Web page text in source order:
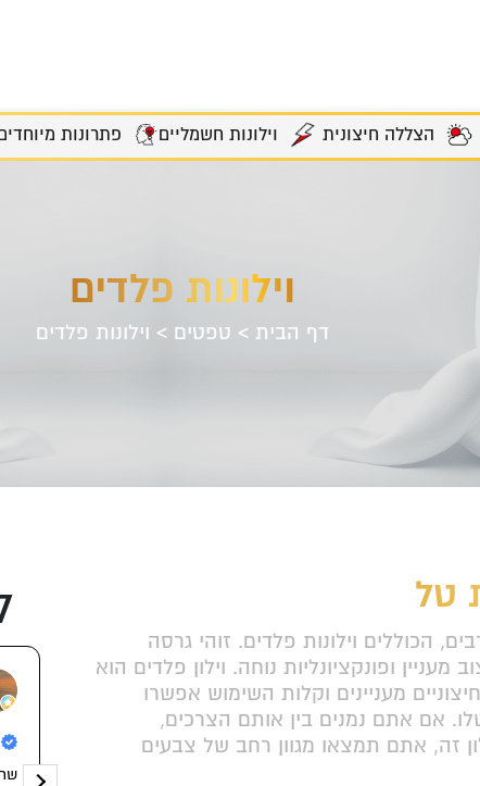
הצללה חיצונית וילונות חשמליים פתרונות
וילונות פלדים
דף הבית > טפטים > וילונות פלדים
טל
הכוללים וילונות פלדים. זוהי גרסה
ופונקציונליות נוחה. וילון פלדים הוא
מעניינים וקלות השימוש אפשרו
אם אתם נמנים בין אותם הצרכים,
זה, אתם תמצאו מגוון רחב של צבעים
Shaul Mush
מגוון וילונות רחב בהתאמה אישית ושירות אדיב.